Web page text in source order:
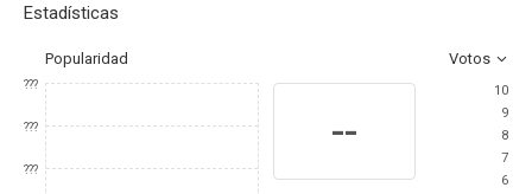
Estadísticas
Popularidad Votos
???
???
???
--
10
9
8
7
6